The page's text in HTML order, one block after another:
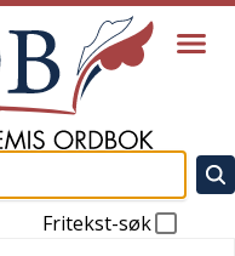
Fritekst-søk